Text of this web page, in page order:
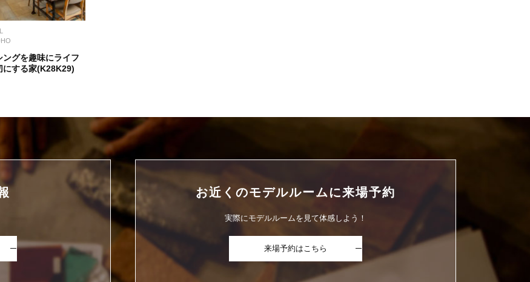
ングを趣味にライフ
にする家(K28K29)
お近くのモデルルームに来場予約
実際にモデルルームを見て体感しよう！
来場予約はこちら